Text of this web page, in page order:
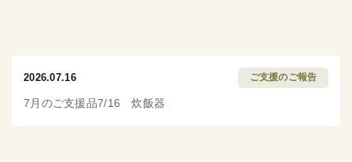
2026.07.16 ご支援のご報告
7月のご支援品7/16 炊飯器